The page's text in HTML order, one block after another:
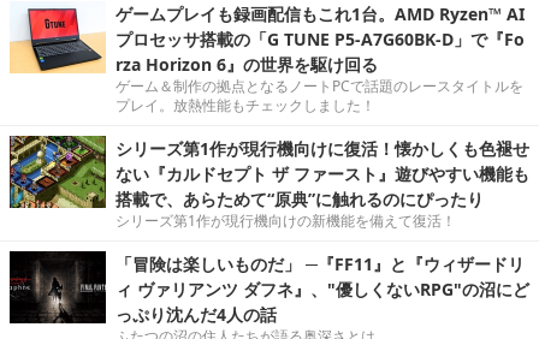
ゲームプレイも録画配信もこれ1台。AMD Ryzen™ AI
プロセッサ搭載の「G TUNE P5-A7G60BK-D」で『Fo
rza Horizon 6』の世界を駆け回る
ゲーム＆制作の拠点となるノートPCで話題のレースタイトルを
プレイ。放熱性能もチェックしました！
シリーズ第1作が現行機向けに復活！懐かしくも色褪せ
ない『カルドセプト ザ ファースト』遊びやすい機能も
搭載で、あらためて“原典”に触れるのにぴったり
シリーズ第1作が現行機向けの新機能を備えて復活！
「冒険は楽しいものだ」 ─『FF11』と『ウィザードリ
ィ ヴァリアンツ ダフネ』、"優しくないRPG"の沼にど
っぷり沈んだ4人の話